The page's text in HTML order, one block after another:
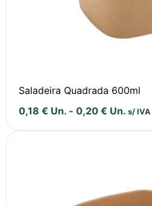
Saladeira Quadrada 600ml
0,18 € Un. - 0,20 € Un. s/ IVA